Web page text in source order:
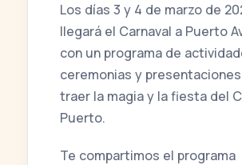
Los días 3 y 4 de marzo de
llegará el Carnaval a Puerto
con un programa de
ceremonias y
traer la magia y la fiesta del
Puerto.
Te compartimos el programa